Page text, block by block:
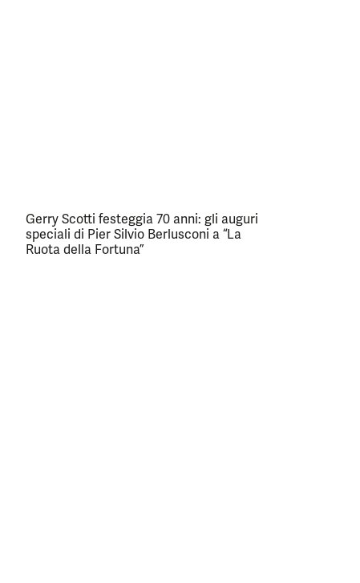
Gerry Scotti festeggia 70 anni: gli auguri
speciali di Pier Silvio Berlusconi a “La
Ruota della Fortuna”